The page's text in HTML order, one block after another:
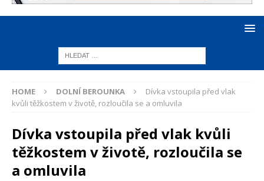
HOME DOLNÍ BEROUNKA
Dívka vstoupila před vlak
kvůli těžkostem v životě, rozloučila se a omluvila
Dívka vstoupila před vlak kvůli
těžkostem v životě, rozloučila se
a omluvila